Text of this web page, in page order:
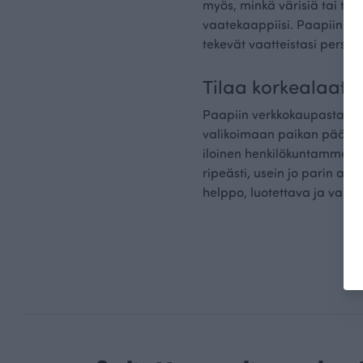
myös, minkä värisiä tai
vaatekaappiisi. Paapiin
tekevät vaatteistasi
Tilaa
Paapiin verkkokaupasta
valikoimaan paikan päälle
iloinen henkilökuntamme
ripeästi, usein jo parin
helppo, luotettava ja